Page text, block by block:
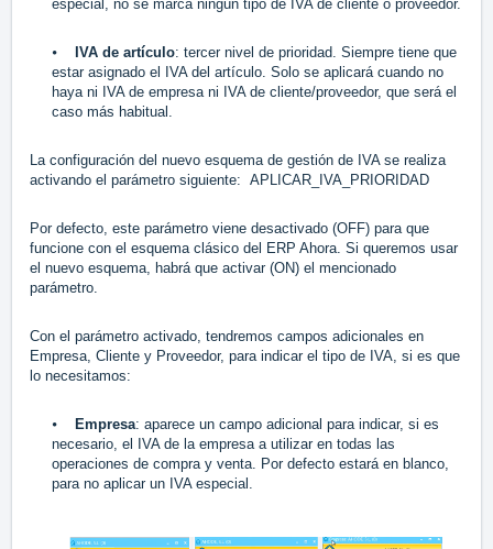
especial, no se marca ningún tipo de IVA de cliente o proveedor.
⦁ IVA de artículo: tercer nivel de prioridad. Siempre tiene que
estar asignado el IVA del artículo. Solo se aplicará cuando no
haya ni IVA de empresa ni IVA de cliente/proveedor, que será el
caso más habitual.
La configuración del nuevo esquema de gestión de IVA se realiza
activando el parámetro siguiente: APLICAR_IVA_PRIORIDAD
Por defecto, este parámetro viene desactivado (OFF) para que
funcione con el esquema clásico del ERP Ahora. Si queremos usar
el nuevo esquema, habrá que activar (ON) el mencionado
parámetro.
Con el parámetro activado, tendremos campos adicionales en
Empresa, Cliente y Proveedor, para indicar el tipo de IVA, si es que
lo necesitamos:
⦁ Empresa: aparece un campo adicional para indicar, si es
necesario, el IVA de la empresa a utilizar en todas las
operaciones de compra y venta. Por defecto estará en blanco,
para no aplicar un IVA especial.